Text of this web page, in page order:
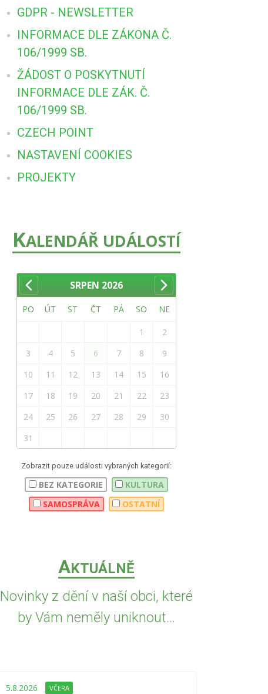
GDPR - NEWSLETTER
INFORMACE DLE ZÁKONA Č.
106/1999 SB.
ŽÁDOST O POSKYTNUTÍ
INFORMACE DLE ZÁK. Č.
106/1999 SB.
CZECH POINT
NASTAVENÍ COOKIES
PROJEKTY
KALENDÁŘ UDÁLOSTÍ
SRPEN 2026
PO ÚT ST ČT PÁ SO NE
1
2
3
4 5 6 7 8
9
10
11 12 13 14 15
16
17
18 19 20 21 22
23
24
25 26 27 28 29
30
31
Zobrazit pouze události vybraných kategorií:
BEZ KATEGORIE
KULTURA
SAMOSPRÁVA
OSTATNÍ
AKTUÁLNĚ
Novinky z dění v naší obci, které
by Vám neměly uniknout...
5.8.2026 VČERA